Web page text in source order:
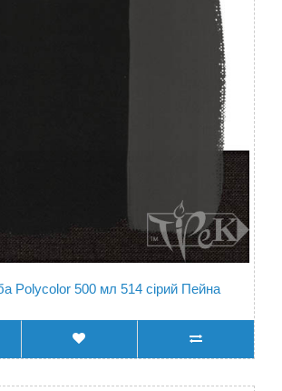
Polycolor 500 мл 514 сірий Пейна